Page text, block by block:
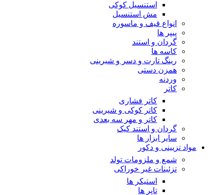
استنسیل کوکی
مش استنسیل
انواع قیف و ماسوره
پیپر ها
گردان و استند
کاسه ها
رینگ تارت و دسر و شیرینی
همزن دستی
وردنه
کاتر
کاتر فشاری
کاتر کوکی و شیرینی
کاتر و مهر سه بعدی
گردان و استند کیک
سایر ابزار ها
مواد تزیینی و دکور
شمع و ملزومات تولد
تزئینات غیر خوراکی
استیکر ها
تاپر ها